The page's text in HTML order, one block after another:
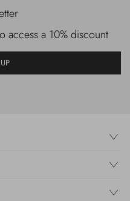
access a 10% discount